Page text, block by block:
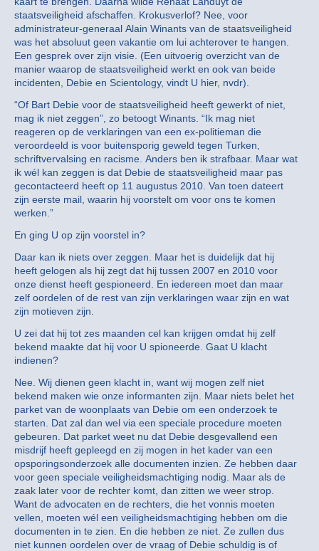
staatsveiligheid afschaffen. Krokusverlof? Nee, voor
administrateur-generaal Alain Winants van de staatsveiligheid
was het absoluut geen vakantie om lui achterover te hangen.
Een gesprek over zijn visie. (Een uitvoerig overzicht van de
manier waarop de staatsveiligheid werkt en ook van beide
incidenten, Debie en Scientology, vindt U hier, nvdr).
“Of Bart Debie voor de staatsveiligheid heeft gewerkt of niet,
mag ik niet zeggen”, zo betoogt Winants. “Ik mag niet
reageren op de verklaringen van een ex-politieman die
veroordeeld is voor buitensporig geweld tegen Turken,
schriftvervalsing en racisme. Anders ben ik strafbaar. Maar wat
ik wél kan zeggen is dat Debie de staatsveiligheid maar pas
gecontacteerd heeft op 11 augustus 2010. Van toen dateert
zijn eerste mail, waarin hij voorstelt om voor ons te komen
werken.”
En ging U op zijn voorstel in?
Daar kan ik niets over zeggen. Maar het is duidelijk dat hij
heeft gelogen als hij zegt dat hij tussen 2007 en 2010 voor
onze dienst heeft gespioneerd. En iedereen moet dan maar
zelf oordelen of de rest van zijn verklaringen waar zijn en wat
zijn motieven zijn.
U zei dat hij tot zes maanden cel kan krijgen omdat hij zelf
bekend maakte dat hij voor U spioneerde. Gaat U klacht
indienen?
Nee. Wij dienen geen klacht in, want wij mogen zelf niet
bekend maken wie onze informanten zijn. Maar niets belet het
parket van de woonplaats van Debie om een onderzoek te
starten. Dat zal dan wel via een speciale procedure moeten
gebeuren. Dat parket weet nu dat Debie desgevallend een
misdrijf heeft gepleegd en zij mogen in het kader van een
opsporingsonderzoek alle documenten inzien. Ze hebben daar
voor geen speciale veiligheidsmachtiging nodig. Maar als de
zaak later voor de rechter komt, dan zitten we weer strop.
Want de advocaten en de rechters, die het vonnis moeten
vellen, moeten wél een veiligheidsmachtiging hebben om die
documenten in te zien. En die hebben ze niet. Ze zullen dus
niet kunnen oordelen over de vraag of Debie schuldig is of